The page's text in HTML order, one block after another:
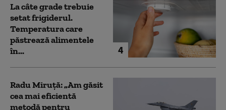
4
La câte grade trebuie
setat frigiderul.
Temperatura care
păstrează alimentele
în...
Radu Miruță: „Am găsit
cea mai eficientă
metodă pentru